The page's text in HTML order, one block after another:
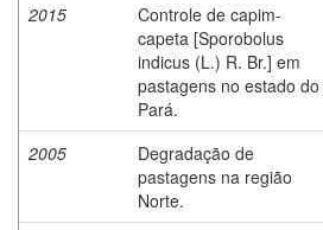
2015
Controle de capim-
capeta [Sporobolus
indicus (L.) R. Br.] em
pastagens no estado do
Pará.
2005
Degradação de
pastagens na região
Norte.